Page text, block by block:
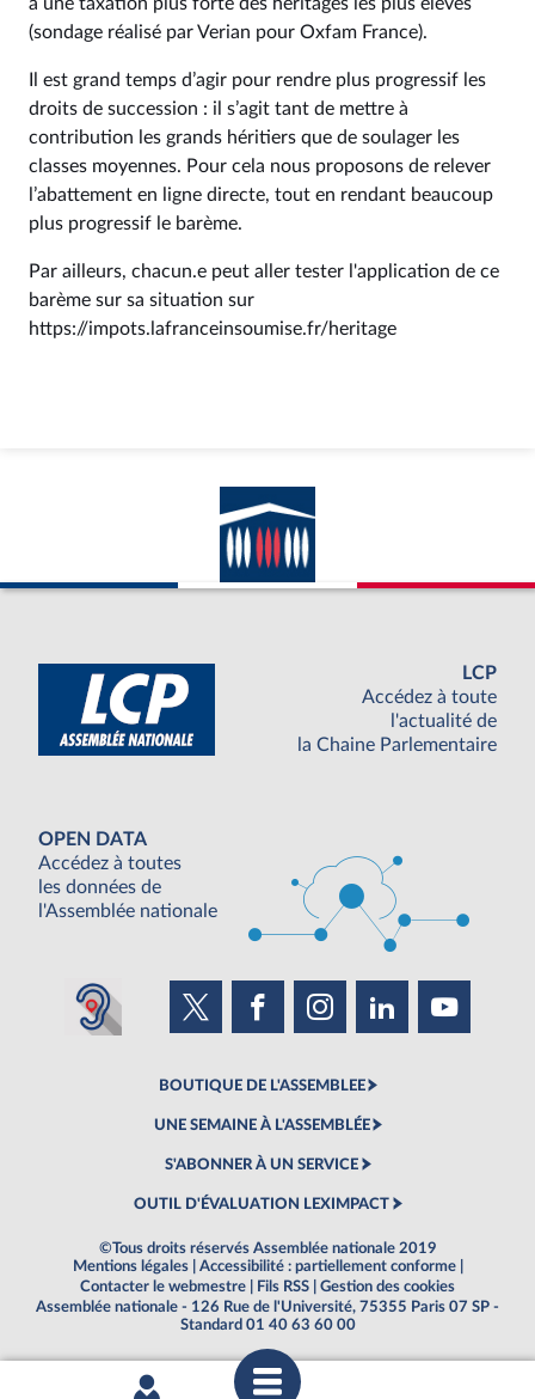
(sondage réalisé par Verian pour Oxfam France).
Il est grand temps d’agir pour rendre plus progressif les
droits de succession : il s’agit tant de mettre à
contribution les grands héritiers que de soulager les
classes moyennes. Pour cela nous proposons de relever
l’abattement en ligne directe, tout en rendant beaucoup
plus progressif le barème.
Par ailleurs, chacun.e peut aller tester l'application de ce
barème sur sa situation sur
https://impots.lafranceinsoumise.fr/heritage
LCP
Accédez à toute
l'actualité de
la Chaine Parlementaire
OPEN DATA
Accédez à toutes
les données de
l'Assemblée nationale
BOUTIQUE DE L'ASSEMBLEE
UNE SEMAINE À L'ASSEMBLÉE
S'ABONNER À UN SERVICE
OUTIL D'ÉVALUATION LEXIMPACT
©Tous droits réservés Assemblée nationale 2019
Mentions légales
Accessibilité : partiellement conforme
Contacter le webmestre
Fils RSS
Gestion des cookies
Assemblée nationale - 126 Rue de l'Université, 75355 Paris 07 SP -
Standard 01 40 63 60 00